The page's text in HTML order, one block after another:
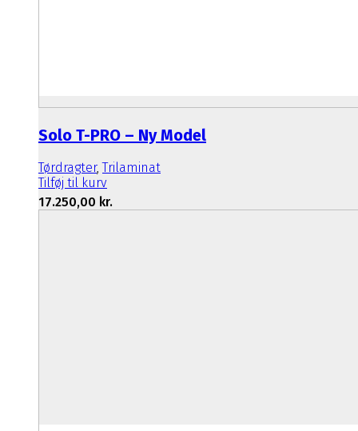
Solo T-PRO – Ny Model
Tørdragter,Trilaminat
Tilføj til kurv
17.250,00 kr.